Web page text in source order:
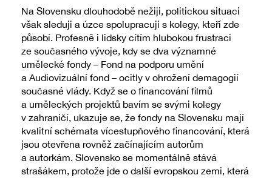
Na Slovensku dlouhodobě nežiji, politickou situaci
však sleduji a úzce spolupracuji s kolegy, kteří zde
působí. Profesně i lidsky cítím hlubokou frustraci
ze současného vývoje, kdy se dva významné
umělecké fondy – Fond na podporu umění
a Audiovizuální fond – ocitly v ohrožení demagogií
současné vlády. Když se o financování filmů
a uměleckých projektů bavím se svými kolegy
v zahraničí, ukazuje se, že fondy na Slovensku mají
kvalitní schémata vícestupňového financování, která
jsou otevřena rovněž začínajícím autorům
a autorkám. Slovensko se momentálně stává
strašákem, protože jde o další evropskou zemi, která